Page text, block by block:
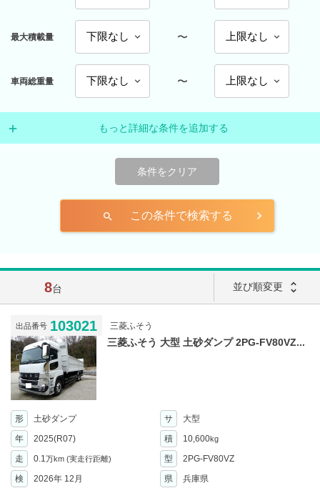
最大積載量 〜
車両総重量 〜
もっと詳細な条件を追加する
条件をクリア
search この条件で検索する
8台 並び順変更 unfold_more
出品番号 103021 三菱ふそう
三菱ふそう 大型 土砂ダンプ 2PG-FV80VZ...
形 土砂ダンプ サ
大型
年
2025(R07) 積 10,600kg
走 0.1万km (実走行距離) 型
2PG-FV80VZ
検
2026年 12月 県 兵庫県